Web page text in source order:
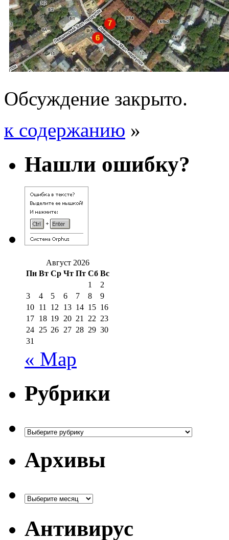
Обсуждение закрыто.
к содержанию »
Нашли ошибку?
Август 2026
Пн Вт Ср Чт Пт Сб Вс
1
2
3
4 5 6 7 8
9
10 11 12 13 14 15 16
17 18 19 20 21 22 23
24 25 26 27 28 29 30
31
« Мар
Рубрики
Рубрики
Архивы
Антивирус